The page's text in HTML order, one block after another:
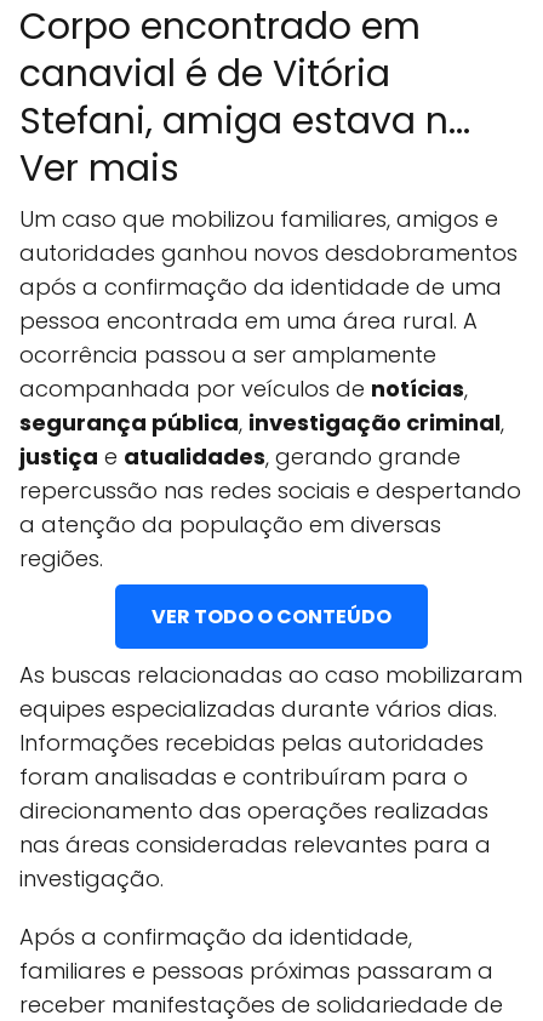
Corpo encontrado em
canavial é de Vitória
Stefani, amiga estava n...
Ver mais
Um caso que mobilizou familiares, amigos e
autoridades ganhou novos desdobramentos
após a confirmação da identidade de uma
pessoa encontrada em uma área rural. A
ocorrência passou a ser amplamente
acompanhada por veículos de notícias,
segurança pública, investigação criminal,
justiça e atualidades, gerando grande
repercussão nas redes sociais e despertando
a atenção da população em diversas
regiões.
VER TODO O CONTEÚDO
As buscas relacionadas ao caso mobilizaram
equipes especializadas durante vários dias.
Informações recebidas pelas autoridades
foram analisadas e contribuíram para o
direcionamento das operações realizadas
nas áreas consideradas relevantes para a
investigação.
Após a confirmação da identidade,
familiares e pessoas próximas passaram a
receber manifestações de solidariedade de